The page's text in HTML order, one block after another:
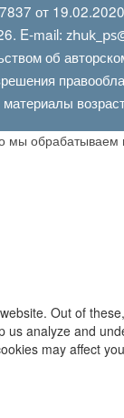
от
E‑mail:
об
материалы
мы
Out of
analyze and
may affect